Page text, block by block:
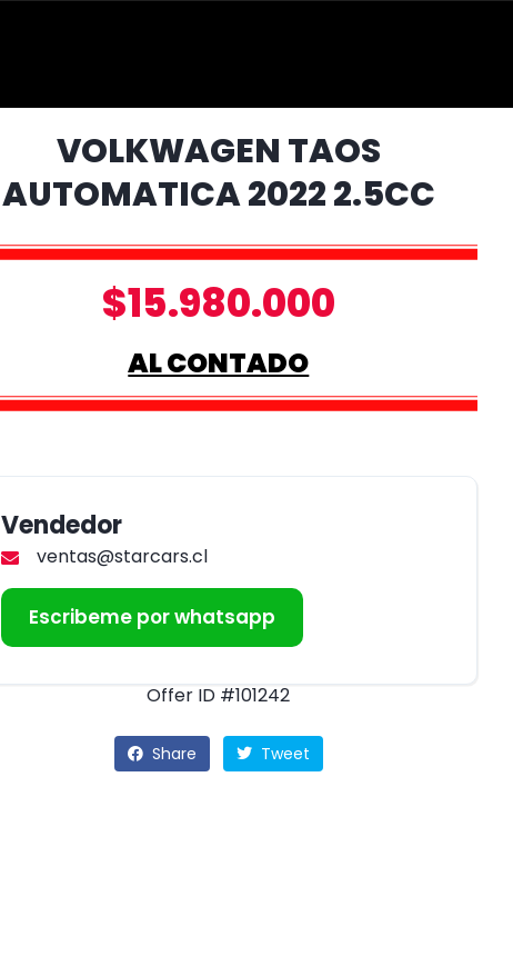
VOLKWAGEN TAOS
AUTOMATICA 2022 2.5CC
$15.980.000
AL CONTADO
Vendedor
ventas@starcars.cl
Escribeme por whatsapp
Offer ID #101242
Share Tweet